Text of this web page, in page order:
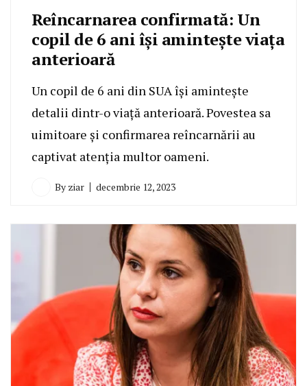
Reîncarnarea confirmată: Un
copil de 6 ani își amintește viața
anterioară
Un copil de 6 ani din SUA își amintește
detalii dintr-o viață anterioară. Povestea sa
uimitoare și confirmarea reîncarnării au
captivat atenția multor oameni.
By ziar decembrie 12, 2023